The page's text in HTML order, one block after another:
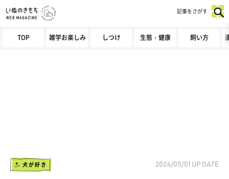
TOP 雑学お楽しみ しつけ 生態・健康 飼い方
記事をさがす
犬が好き 2024/05/01 UP DATE